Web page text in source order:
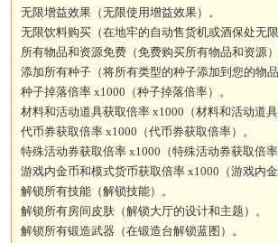
无限增益效果（无限使用增益效果）。
无限饮料购买（在地牢的自动售货机或酒保处无限
所有物品和资源免费（免费购买所有物品和资源）
添加所有种子（将所有类型的种子添加到您的物品
种子掉落倍率 x1000（种子掉落倍率）。
材料和活动道具获取倍率 x1000（材料和活动道具
代币券获取倍率 x1000（代币券获取倍率）。
特殊活动券获取倍率 x1000（特殊活动券获取倍率
游戏内金币和模式货币获取倍率 x1000（游戏内金
解锁所有技能（解锁技能）。
解锁所有房间皮肤（解锁大厅的设计和主题）。
解锁所有锻造武器（在锻造台解锁蓝图）。